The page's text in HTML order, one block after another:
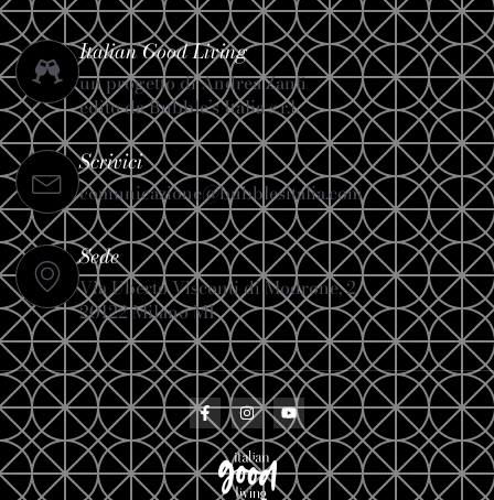
Italian Good Living
un progetto di Andrea Zanfi
edito da Bubble’s Italia s.r.l.
Scrivici
comunicazione@bubblesitalia.com
Sede
Via Uberto Visconti di Modrone, 2
20122 Milano MI